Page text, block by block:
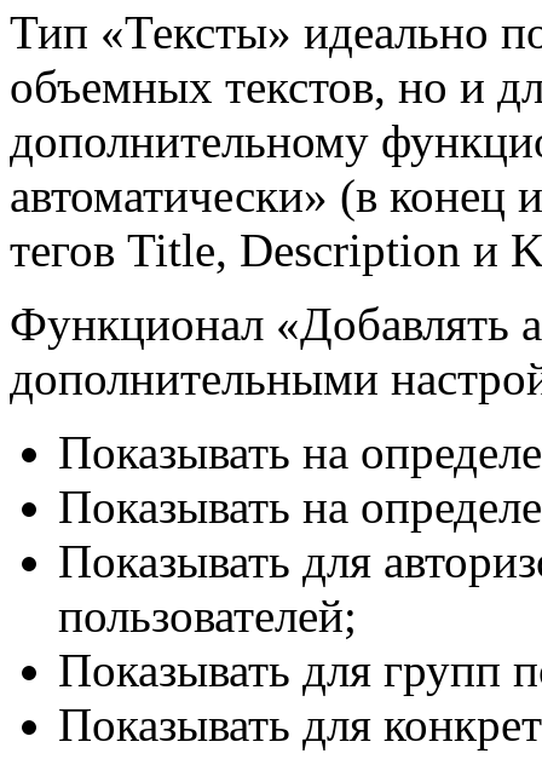
Тип «Тексты» идеально
объемных текстов, но и
дополнительному
автоматически» (в конец
тегов Title, Description и
Функционал «Добавлять
дополнительными
Показывать на
Показывать на
Показывать для
пользователей;
Показывать для групп
Показывать для